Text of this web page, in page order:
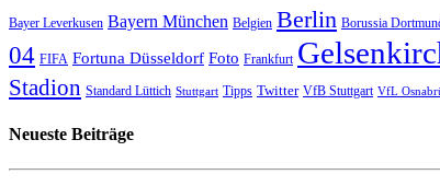
Bayer Leverkusen Bayern München Belgien Berlin Borussia
04 FIFA Fortuna Düsseldorf Foto Frankfurt
Stadion Standard Lüttich Stuttgart Tipps Twitter VfB Stuttgart VfL
Neueste Beiträge